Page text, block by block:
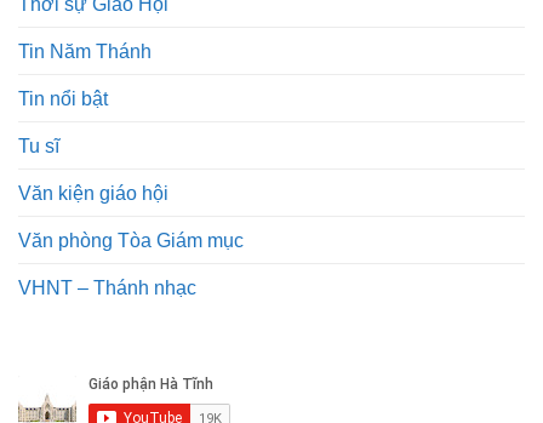
Tin Năm Thánh
Tin nổi bật
Tu sĩ
Văn kiện giáo hội
Văn phòng Tòa Giám mục
VHNT – Thánh nhạc